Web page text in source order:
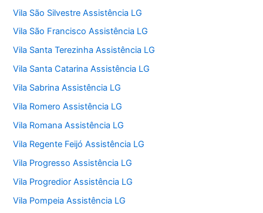
Vila São Silvestre Assistência LG
Vila São Francisco Assistência LG
Vila Santa Terezinha Assistência LG
Vila Santa Catarina Assistência LG
Vila Sabrina Assistência LG
Vila Romero Assistência LG
Vila Romana Assistência LG
Vila Regente Feijó Assistência LG
Vila Progresso Assistência LG
Vila Progredior Assistência LG
Vila Pompeia Assistência LG